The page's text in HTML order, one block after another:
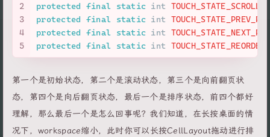
2
3
4
5
protected final static int
protected final static int
protected final static int
protected final static int
第一个是初始状态，第二个是滚动状态，第三个是向前翻页状
态，第四个是向后翻页状态，最后一个是排序状态，前四个都好
理解，那么最后一个是怎么回事呢？我们知道，在长按桌面的情
况下，workspace缩小，此时你可以长按CellLayout拖动进行排